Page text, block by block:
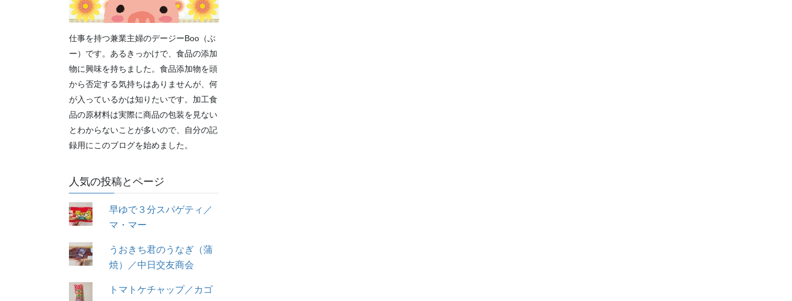
仕事を持つ兼業主婦のデージーBoo（ぶ
ー）です。あるきっかけで、食品の添加
物に興味を持ちました。食品添加物を頭
から否定する気持ちはありませんが、何
が入っているかは知りたいです。加工食
品の原材料は実際に商品の包装を見ない
とわからないことが多いので、自分の記
録用にこのブログを始めました。
人気の投稿とページ
早ゆで３分スパゲティ／
マ・マー
うおきち君のうなぎ（蒲
焼）／中日交友商会
トマトケチャップ／カゴ